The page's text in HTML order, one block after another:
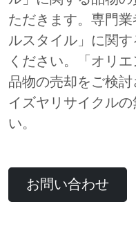
ただきます。専門
ルスタイル」に関
ください。「オリ
品物の売却をご検
イズヤリサイクル
い。
お問い合わせ